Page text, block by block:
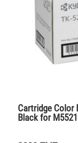
Cartridge Color
Black for